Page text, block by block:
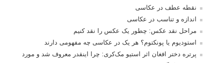
نقطه عطف در عکاسی
اندازه و تناسب در عکاسی
مراحل نقد عکس: چطور یک عکس را نقد کنیم
استودیوم یا پونکتوم؟ هر یک در عکاسی چه مفهومی دارند
پرتره دختر افغان اثر استیو مک‌کری: چرا اینقدر معروف شد و مورد